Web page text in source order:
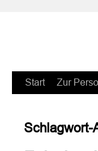
Zum
springen
Start Zur
Schlagwort-